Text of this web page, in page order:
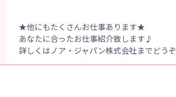
★他にもたくさんお仕事あります★
あなたに合ったお仕事紹介致します♪
詳しくはノア・ジャパン株式会社までどうぞ